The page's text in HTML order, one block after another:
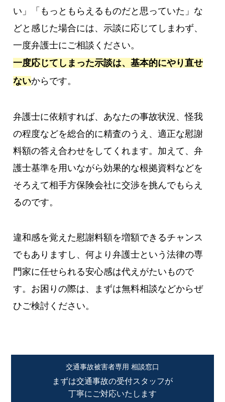
い」「もっともらえるものだと思っていた」な
どと感じた場合には、示談に応じてしまわず、
一度弁護士にご相談ください。
一度応じてしまった示談は、基本的にやり直せ
ないからです。
弁護士に依頼すれば、あなたの事故状況、怪我
の程度などを総合的に精査のうえ、適正な慰謝
料額の答え合わせをしてくれます。加えて、弁
護士基準を用いながら効果的な根拠資料などを
そろえて相手方保険会社に交渉を挑んでもらえ
るのです。
違和感を覚えた慰謝料額を増額できるチャンス
でもありますし、何より弁護士という法律の専
門家に任せられる安心感は代えがたいもので
す。お困りの際は、まずは無料相談などからぜ
ひご検討ください。
交通事故被害者専用 相談窓口
まずは交通事故の受付スタッフが
丁寧にご対応いたします